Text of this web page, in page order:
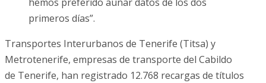
primeros días”.
Transportes Interurbanos de Tenerife (Titsa) y
Metrotenerife, empresas de transporte del Cabildo
de Tenerife, han registrado 12.768 recargas de títulos